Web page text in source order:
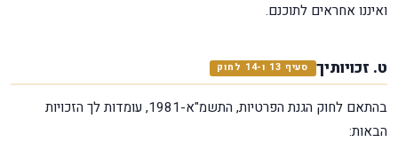
ואיננו אחראים לתוכנם.
ט. זכויותיך סעיף 13 ו-14 לחוק
בהתאם לחוק הגנת הפרטיות, התשמ"א-1981, עומדות לך הזכויות
הבאות: